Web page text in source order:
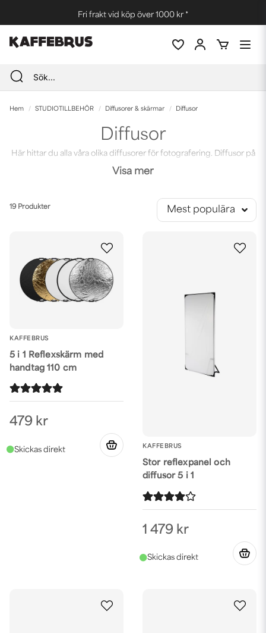
Fri frakt vid köp över 1000 kr *
Hem STUDIOTILLBEHÖR Diffusorer & skärmar Diffusor
Diffusor
Här hittar du alla våra olika diffusorer för fotografering. Diffusor på
ram, diffusor med raster, för beauty dish m.m.
Visa mer
19 Produkter Mest populära
KAFFEBRUS
5 i 1 Reflexskärm med
handtag 110 cm
479 kr
KAFFEBRUS
Stor reflexpanel och
diffusor 5 i 1
1 479 kr